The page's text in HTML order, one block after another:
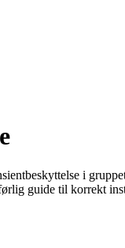
i
guide til korrekt